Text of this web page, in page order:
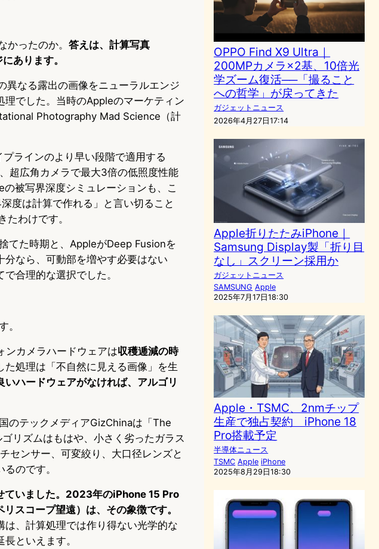
ったのか。 答えは、計算写真
あります。
異なる露出の画像をニューラルエンジ
でした。当時のAppleのマーケティン
Photography Mad Science（計
ラインのより早い段階で適用する
超広角カメラで最大3倍の低照度性能
被写界深度シミュレーションも、こ
度は計算で作れる」と言い切ること
わけです。
てた時期と、AppleがDeep Fusionを
なら、可動部を増やす必要はない
合理的な選択でした。
。
カメラハードウェアは収穫逓減の時
処理は「不自然に見える画像」を生
ハードウェアがなければ、アルゴリ
のテックメディアGizChinaは「The
リズムはもはや、小さく劣ったガラス
センサー、可変絞り、大口径レンズと
のです。
ていました。2023年のiPhone 15 Pro
スコープ望遠）は、その象徴です。
、計算処理では作り得ない光学的な
といえます。
OPPO Find X9 Ultra｜
200MPカメラ×2基、10倍光
学ズーム復活──「撮ること
への哲学」が戻ってきた
ガジェットニュース
2026年4月27日17:14
Apple折りたたみiPhone｜
Samsung Display製「折り目
なし」スクリーン採用か
ガジェットニュース
SAMSUNG Apple
2025年7月17日18:30
Apple・TSMC、2nmチップ
生産で独占契約 iPhone 18
Pro搭載予定
半導体ニュース
TSMC Apple iPhone
2025年8月29日18:30